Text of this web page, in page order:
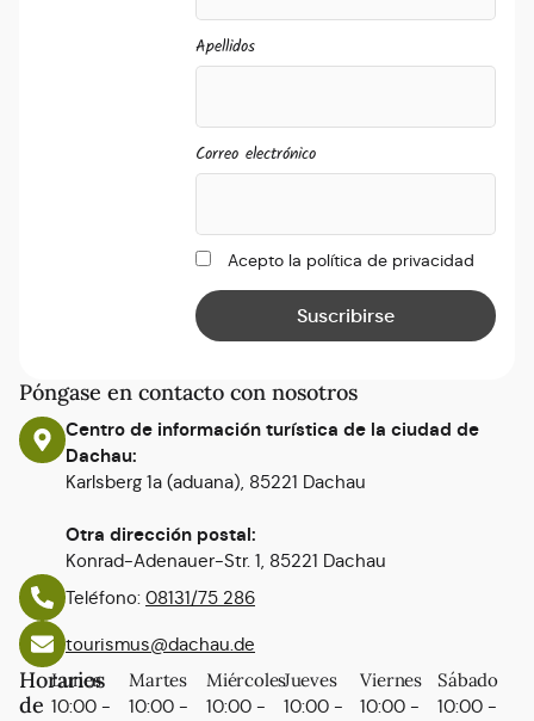
Póngase en contacto con nosotros
Centro de información turística de la ciudad de
Dachau:
Karlsberg 1a (aduana), 85221 Dachau
Otra dirección postal:
Konrad-Adenauer-Str. 1, 85221 Dachau
Teléfono: 08131/75 286
tourismus@dachau.de
Horarios
de
Lunes
10:00 -
Martes
10:00 -
Miércoles
10:00 -
Jueves
10:00 -
Viernes
10:00 -
Sábado
10:00 -
Apellidos
Correo electrónico
Acepto la política de privacidad